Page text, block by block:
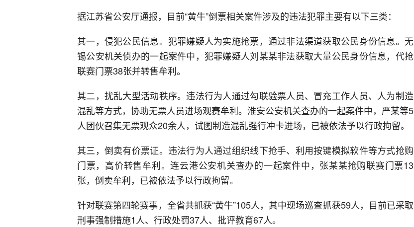
据江苏省公安厅通报，目前“黄牛”倒票相关案件涉及的违法犯罪主要有以下三类：
其一，侵犯公民信息。犯罪嫌疑人为实施抢票，通过非法渠道获取公民身份信息。无
锡公安机关侦办的一起案件中，犯罪嫌疑人刘某某非法获取大量公民身份信息，代抢
联赛门票38张并转售牟利。
其二，扰乱大型活动秩序。违法行为人通过勾联验票人员、冒充工作人员、人为制造
混乱等方式，协助无票人员进场观赛牟利。淮安公安机关查办的一起案件中，严某等5
人团伙召集无票观众20余人，试图制造混乱强行冲卡进场，已被依法予以行政拘留。
其三，倒卖有价票证。违法行为人通过组织线下抢手、利用按键模拟软件等方式抢购
门票，高价转售牟利。连云港公安机关查办的一起案件中，张某某抢购联赛门票13
张，倒卖牟利，已被依法予以行政拘留。
针对联赛第四轮赛事，全省共抓获“黄牛”105人，其中现场巡查抓获59人，目前已采取
刑事强制措施1人、行政处罚37人、批评教育67人。